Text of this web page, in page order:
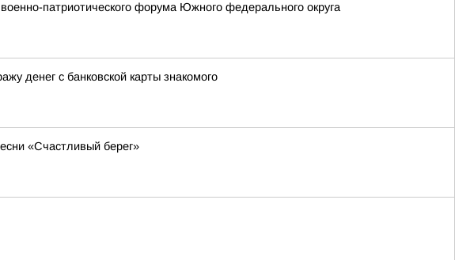
патриотического форума Южного федерального округа
денег с банковской карты знакомого
«Счастливый берег»